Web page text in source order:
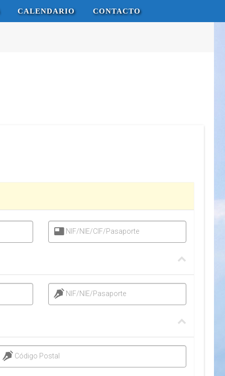
CALENDARIO CONTACTO
NIF/NIE/CIF/Pasaporte
NIF/NIE/Pasaporte
Código Postal